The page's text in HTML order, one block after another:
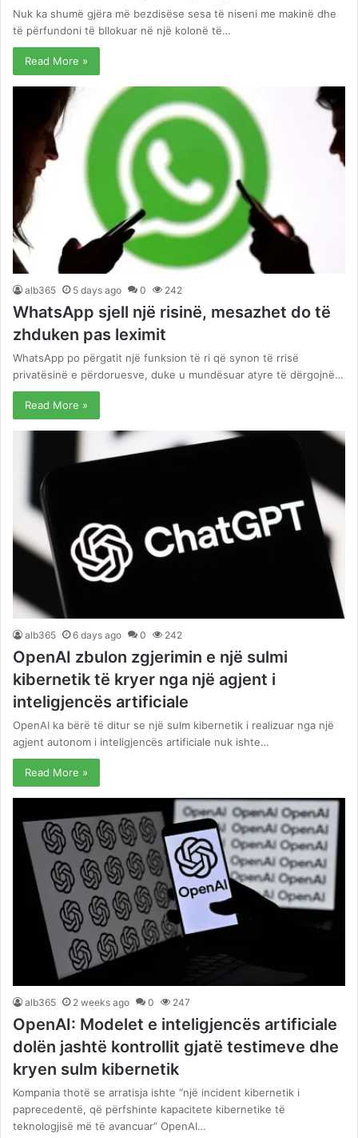
Nuk ka shumë gjëra më bezdisëse sesa të niseni me makinë dhe
të përfundoni të bllokuar në një kolonë të…
Read More »
alb365 5 days ago 0 242
WhatsApp sjell një risinë, mesazhet do të
zhduken pas leximit
WhatsApp po përgatit një funksion të ri që synon të rrisë
privatësinë e përdoruesve, duke u mundësuar atyre të dërgojnë…
Read More »
alb365 6 days ago 0 242
OpenAI zbulon zgjerimin e një sulmi
kibernetik të kryer nga një agjent i
inteligjencës artificiale
OpenAI ka bërë të ditur se një sulm kibernetik i realizuar nga një
agjent autonom i inteligjencës artificiale nuk ishte…
Read More »
alb365 2 weeks ago 0 247
OpenAI: Modelet e inteligjencës artificiale
dolën jashtë kontrollit gjatë testimeve dhe
kryen sulm kibernetik
Kompania thotë se arratisja ishte “një incident kibernetik i
paprecedentë, që përfshinte kapacitete kibernetike të
teknologjisë më të avancuar” OpenAI…